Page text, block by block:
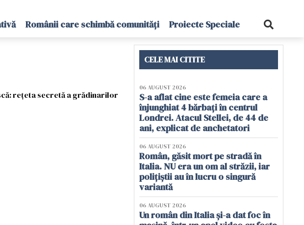
Românii care schimbă comunități Proiecte Speciale
rețeta secretă a grădinarilor
CELE MAI CITITE
06 AUGUST 2026
S-a aflat cine este femeia care a
înjunghiat 4 bărbați în centrul
Londrei. Atacul Stellei, de 44 de
ani, explicat de anchetatori
06 AUGUST 2026
Român, găsit mort pe stradă în
Italia. NU era un om al străzii, iar
polițiștii au în lucru o singură
variantă
06 AUGUST 2026
Un român din Italia și-a dat foc în